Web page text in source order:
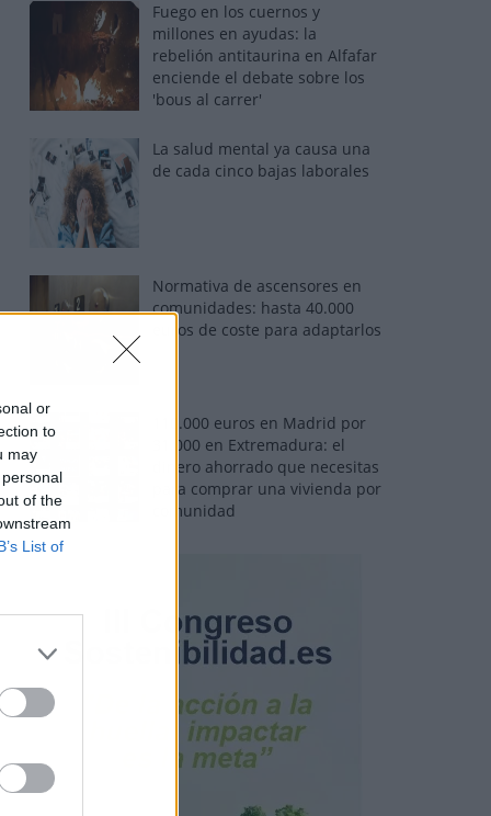
or
to
may
of the
List of
Fuego en los cuernos y
millones en ayudas: la
rebelión antitaurina en Alfafar
enciende el debate sobre los
'bous al carrer'
La salud mental ya causa una
de cada cinco bajas laborales
Normativa de ascensores en
comunidades: hasta 40.000
euros de coste para adaptarlos
110.000 euros en Madrid por
31.000 en Extremadura: el
dinero ahorrado que necesitas
para comprar una vivienda por
comunidad